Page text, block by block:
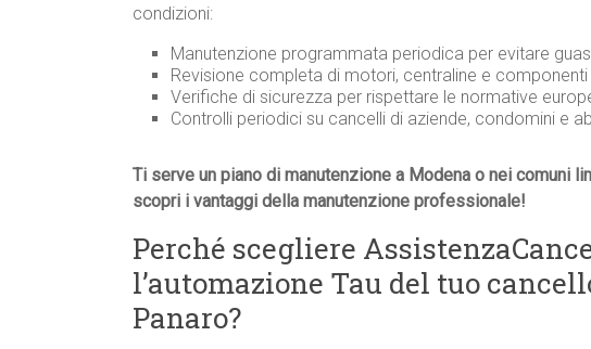
condizioni:
Manutenzione programmata periodica per evitare
Revisione completa di motori, centraline e
Verifiche di sicurezza per rispettare le normative
Controlli periodici su cancelli di aziende, condomini e
Ti serve un piano di manutenzione a Modena o nei comuni
scopri i vantaggi della manutenzione professionale!
Perché scegliere
l’automazione Tau del tuo
Panaro?